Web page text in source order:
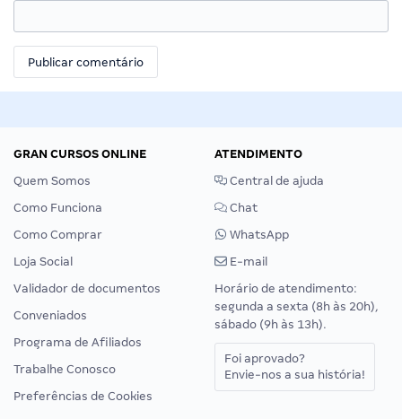
GRAN CURSOS ONLINE
Quem Somos
Como Funciona
Como Comprar
Loja Social
Validador de documentos
Conveniados
Programa de Afiliados
Trabalhe Conosco
Preferências de Cookies
ATENDIMENTO
Central de ajuda
Chat
WhatsApp
E-mail
Horário de atendimento:
segunda a sexta (8h às 20h),
sábado (9h às 13h).
Foi aprovado?
Envie-nos a sua história!